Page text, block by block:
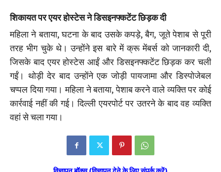
शिकायत पर एयर होस्टेस ने डिसइनफ्कटेंट छिड़क दी
महिला ने बताया, घटना के बाद उसके कपड़े, बैग, जूते पेशाब से पूरी
तरह भीग चुके थे। उन्होंने इस बारे में क्रू मेंबर्स को जानकारी दी,
जिसके बाद एयर होस्टेस आईं और डिसइनफ्कटेंट छिड़क कर चली
गईं। थोड़ी देर बाद उन्होंने एक जोड़ी पायजामा और डिस्पोजेबल
चप्पल दिया गया। महिला ने बताया, पेशाब करने वाले व्यक्ति पर कोई
कार्रवाई नहीं की गई। दिल्ली एयरपोर्ट पर उतरने के बाद वह व्यक्ति
वहां से चला गया।